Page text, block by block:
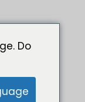
Do